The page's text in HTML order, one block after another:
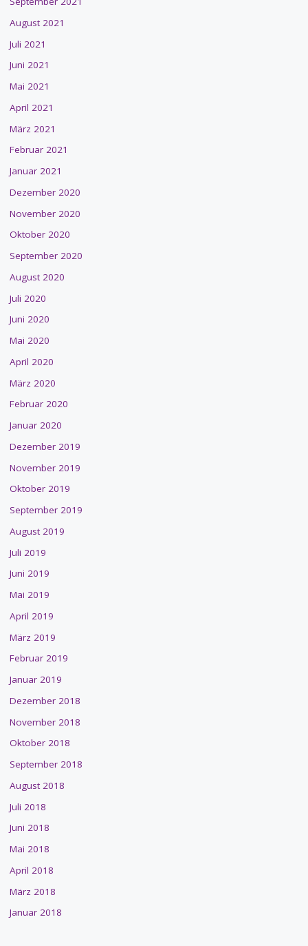
August 2021
Juli 2021
Juni 2021
Mai 2021
April 2021
März 2021
Februar 2021
Januar 2021
Dezember 2020
November 2020
Oktober 2020
September 2020
August 2020
Juli 2020
Juni 2020
Mai 2020
April 2020
März 2020
Februar 2020
Januar 2020
Dezember 2019
November 2019
Oktober 2019
September 2019
August 2019
Juli 2019
Juni 2019
Mai 2019
April 2019
März 2019
Februar 2019
Januar 2019
Dezember 2018
November 2018
Oktober 2018
September 2018
August 2018
Juli 2018
Juni 2018
Mai 2018
April 2018
März 2018
Januar 2018